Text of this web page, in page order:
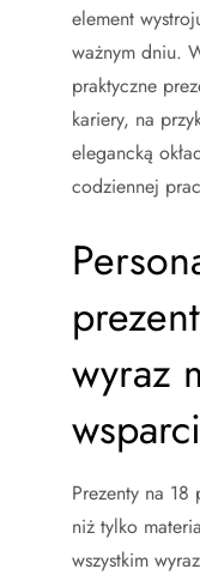
element
ważnym dniu.
praktyczne
kariery, na
elegancką
codziennej
wyraz
Prezenty na
niż tylko
wszystkim